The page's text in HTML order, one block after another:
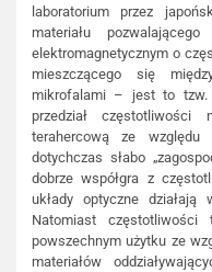
laboratorium przez
materiału
elektromagnetycznym o
mieszczącego się
mikrofalami – jest to tzw.
przedział
terahercową ze
dotychczas słabo
dobrze współgra z
układy optyczne
Natomiast
powszechnym użytku ze
materiałów